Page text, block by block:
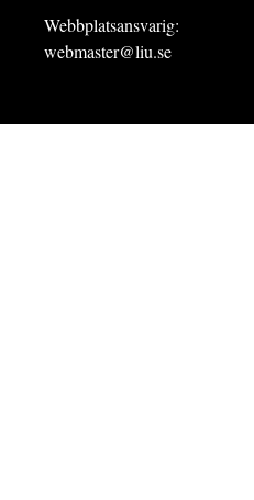
Webbplatsansvarig:
webmaster@liu.se